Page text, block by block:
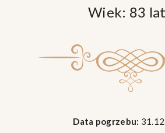
Wiek: 83
Data pogrzebu: